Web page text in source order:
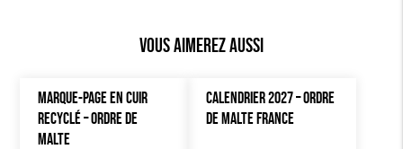
Vous aimerez aussi
MARQUE-PAGE EN CUIR
RECYCLÉ – ORDRE DE
MALTE
CALENDRIER 2027 – ORDRE
DE MALTE FRANCE